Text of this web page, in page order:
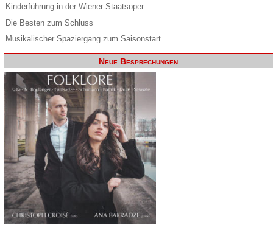
Kinderführung in der Wiener Staatsoper
Die Besten zum Schluss
Musikalischer Spaziergang zum Saisonstart
Neue Besprechungen